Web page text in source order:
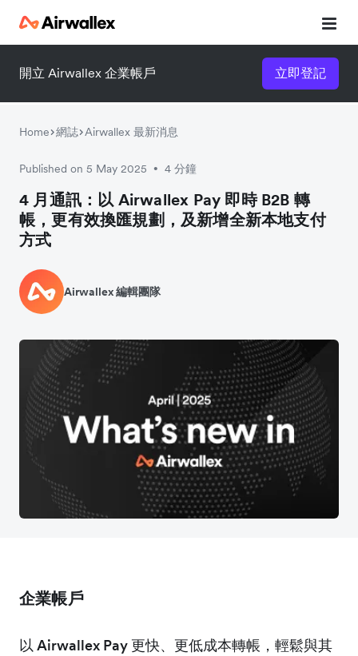
開立 Airwallex 企業帳戶 立即登記
Home 網誌 Airwallex 最新消息
Published on 5 May 2025 • 4 分鐘
4 月通訊：以 Airwallex Pay 即時 B2B 轉
帳，更有效換匯規劃，及新增全新本地支付
方式
Airwallex 編輯團隊
企業帳戶
以 Airwallex Pay 更快、更低成本轉帳，輕鬆與其